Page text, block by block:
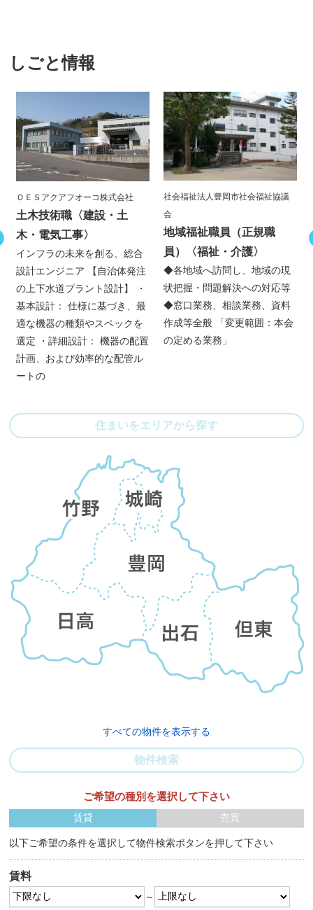
しごと情報
ＯＥＳアクアフオーコ株式会社
土木技術職 〈建設・土
木・電気工事〉
インフラの未来を創る、総合
設計エンジニア 【自治体発注
の上下水道プラント設計】 ・
基本設計： 仕様に基づき、最
適な機器の種類やスペックを
選定 ・詳細設計： 機器の配置
計画、および効率的な配管ル
ートの
社会福祉法人豊岡市社会福祉協議
会
地域福祉職員（正規職
員）
〈福祉・介護〉
◆各地域へ訪問し、地域の現
状把握・問題解決への対応等
◆窓口業務、相談業務、資料
作成等全般 「変更範囲：本会
の定める業務」
住まいをエリアから探す
すべての物件を表示する
物件検索
ご希望の種別を選択して下さい
賃貸 売買
以下ご希望の条件を選択して物件検索ボタンを押して下さい
賃料
～